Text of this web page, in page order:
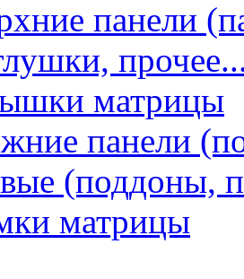
панели
матрицы
панели
(поддоны,
матрицы